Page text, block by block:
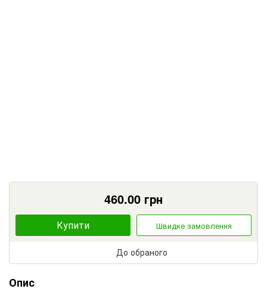
460.00 грн
Купити Швидке замовлення
До обраного
Опис